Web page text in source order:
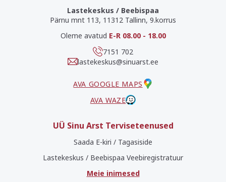
Lastekeskus / Beebispaa
Pärnu mnt 113, 11312 Tallinn, 9.korrus
Oleme avatud E-R 08.00 - 18.00
7151 702
lastekeskus@sinuarst.ee
AVA GOOGLE MAPS
AVA WAZE
UÜ Sinu Arst Terviseteenused
Saada E-kiri / Tagasiside
Lastekeskus / Beebispaa Veebiregistratuur
Meie inimesed